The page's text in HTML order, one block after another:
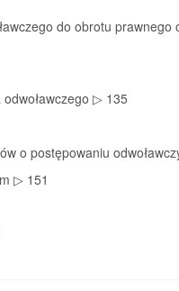
do obrotu
▷ 135
o postępowaniu
▷ 151